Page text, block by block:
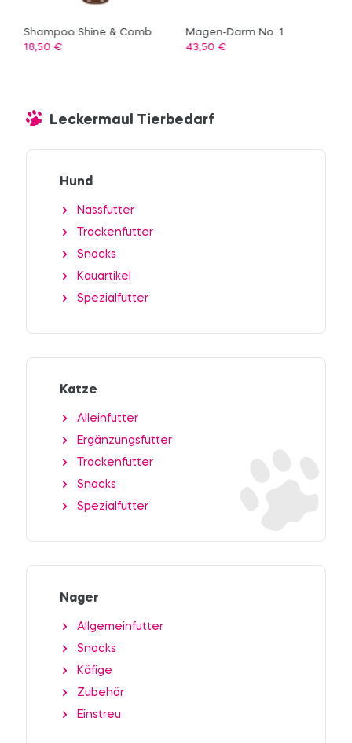
Shampoo Shine & Comb
18,50 €
Magen-Darm No. 1
43,50 €
Leckermaul Tierbedarf
Hund
Nassfutter
Trockenfutter
Snacks
Kauartikel
Spezialfutter
Katze
Alleinfutter
Ergänzungsfutter
Trockenfutter
Snacks
Spezialfutter
Nager
Allgemeinfutter
Snacks
Käfige
Zubehör
Einstreu